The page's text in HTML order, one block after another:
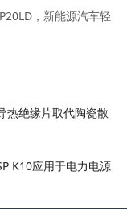
，新能源汽车轻
热绝缘片取代陶瓷散
K10应用于电力电源